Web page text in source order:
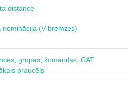
distance
nominācija (V-bremzes)
grupas komandas CAT
braucējs